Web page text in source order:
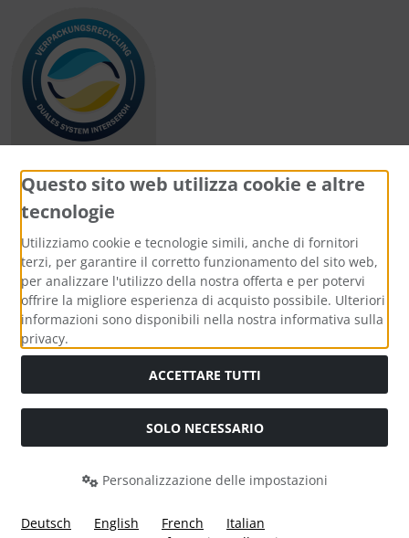
Metodi di pagamento
Media sociali
Modulo di recesso
Questo sito web utilizza cookie e altre
tecnologie
Utilizziamo cookie e tecnologie simili, anche di fornitori
terzi, per garantire il corretto funzionamento del sito web,
per analizzare l'utilizzo della nostra offerta e per potervi
offrire la migliore esperienza di acquisto possibile. Ulteriori
informazioni sono disponibili nella nostra informativa sulla
privacy.
ACCETTARE TUTTI
SOLO NECESSARIO
Personalizzazione delle impostazioni
Deutsch English French
Italian